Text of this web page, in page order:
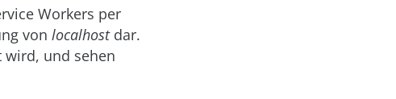
Workers per
von localhostdar.
wird, und sehen